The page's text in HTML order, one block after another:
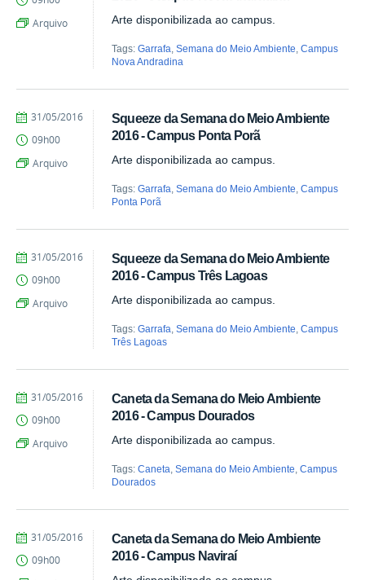
Arte disponibilizada ao campus.
Tags:Garrafa ,Semana do Meio Ambiente ,Campus
Nova Andradina
Aragão
Arquivo
Squeeze da Semana do Meio Ambiente
2016 - Campus Ponta Porã
Arte disponibilizada ao campus.
Tags:Garrafa ,Semana do Meio Ambiente ,Campus
Ponta Porã
by
Aragão
Published
31/05/2016
09h00
Arquivo
Squeeze da Semana do Meio Ambiente
2016 - Campus Três Lagoas
Arte disponibilizada ao campus.
Tags:Garrafa ,Semana do Meio Ambiente ,Campus
Três Lagoas
by
Aragão
Published
31/05/2016
09h00
Arquivo
Caneta da Semana do Meio Ambiente
2016 - Campus Dourados
Arte disponibilizada ao campus.
Tags:Caneta ,Semana do Meio Ambiente ,Campus
Dourados
by
Aragão
Published
31/05/2016
09h00
Arquivo
Caneta da Semana do Meio Ambiente
2016 - Campus Naviraí
by
Aragão
Published
31/05/2016
09h00